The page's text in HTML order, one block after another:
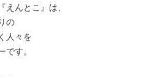
んとこ』は、
の
人々を
す。